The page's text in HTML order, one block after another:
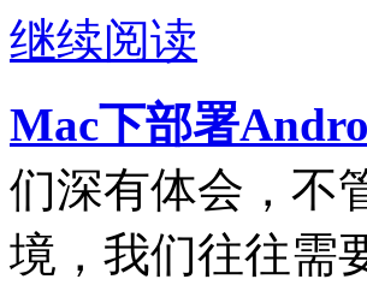
继续阅读
Mac下部署
们深有体会，不
境，我们往往需